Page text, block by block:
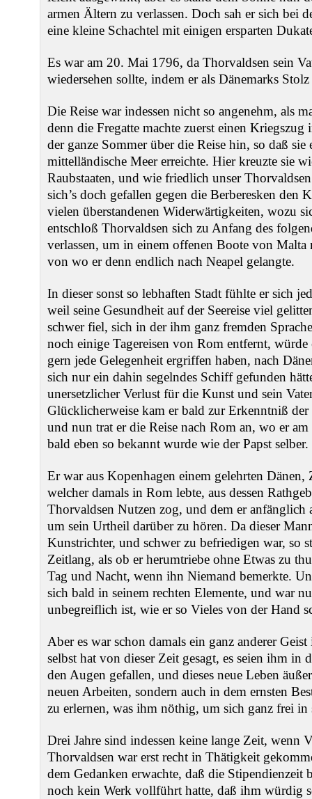
armen Ältern zu verlassen. Doch sah er sich bei
eine kleine Schachtel mit einigen ersparten
Es war am 20. Mai 1796, da Thorvaldsen sein
wiedersehen sollte, indem er als Dänemarks
Die Reise war indessen nicht so angenehm, als
denn die Fregatte machte zuerst einen
der ganze Sommer über die Reise hin, so daß sie
mittelländische Meer erreichte. Hier kreuzte sie
Raubstaaten, und wie friedlich unser
sich’s doch gefallen gegen die Berberesken den
vielen überstandenen Widerwärtigkeiten, wozu
entschloß Thorvaldsen sich zu Anfang des
verlassen, um in einem offenen Boote von Malta
von wo er denn endlich nach Neapel gelangte.
In dieser sonst so lebhaften Stadt fühlte er sich
weil seine Gesundheit auf der Seereise viel
schwer fiel, sich in der ihm ganz fremden
noch einige Tagereisen von Rom entfernt, würde
gern jede Gelegenheit ergriffen haben, nach
sich nur ein dahin segelndes Schiff gefunden
unersetzlicher Verlust für die Kunst und sein
Glücklicherweise kam er bald zur Erkenntniß
und nun trat er die Reise nach Rom an, wo er
bald eben so bekannt wurde wie der Papst selber.
Er war aus Kopenhagen einem gelehrten
welcher damals in Rom lebte, aus dessen
Thorvaldsen Nutzen zog, und dem er anfänglich
um sein Urtheil darüber zu hören. Da dieser
Kunstrichter, und schwer zu befriedigen war, so
Zeitlang, als ob er herumtriebe ohne Etwas zu
Tag und Nacht, wenn ihn Niemand bemerkte.
sich bald in seinem rechten Elemente, und war
unbegreiflich ist, wie er so Vieles von der Hand
Aber es war schon damals ein ganz anderer
selbst hat von dieser Zeit gesagt, es seien ihm in
den Augen gefallen, und dieses neue Leben
neuen Arbeiten, sondern auch in dem ernsten
zu erlernen, was ihm nöthig, um sich ganz frei in
Drei Jahre sind indessen keine lange Zeit, wenn
Thorvaldsen war erst recht in Thätigkeit
dem Gedanken erwachte, daß die Stipendienzeit
noch kein Werk vollführt hatte, daß ihm würdig